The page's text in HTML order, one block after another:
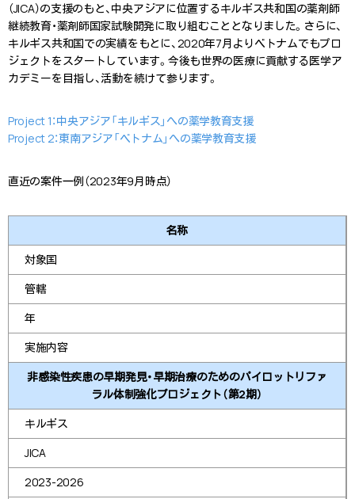
（JICA）の支援のもと、中央アジアに位置するキルギス共和国の薬剤師
継続教育・薬剤師国家試験開発に取り組むこととなりました。さらに、
キルギス共和国での実績をもとに、2020年7月よりベトナムでもプロ
ジェクトをスタートしています。今後も世界の医療に貢献する医学ア
カデミーを目指し、活動を続けて参ります。
Project 1：中央アジア「キルギス」への薬学教育支援
Project 2：東南アジア「ベトナム」への薬学教育支援
直近の案件一例（2023年9月時点）
名称
対象国
管轄
年
実施内容
非感染性疾患の早期発見・早期治療のためのパイロットリファ
ラル体制強化プロジェクト（第2期）
キルギス
JICA
2023-2026